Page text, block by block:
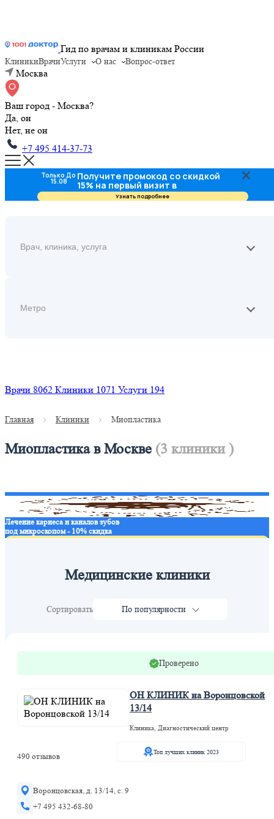
Гид по врачам и клиникам России
КлиникиВрачиУслуги О нас Вопрос-ответ
Москва
Ваш город - Москва?
Да, он
Нет, не он
+7 495 414-37-73
Врачи 8062 Клиники 1071 Услуги 194
Главная Клиники Миопластика
Миопластика в Москве (3 клиники )
Лечение кариеса и каналов зубов
под микроскопом - 10% скидка
Медицинские клиники
Сортировать По популярности
Проверено
ОН КЛИНИК на Воронцовской
13/14
Клиника, Диагностический центр
490 отзывов
Топ лучших клиник 2023
Воронцовская, д. 13/14, с. 9
+7 495 432-68-80
Только До
15.08 Получите промокод со скидкой
15% на первый визит в
стоматологию
Узнать подробнее